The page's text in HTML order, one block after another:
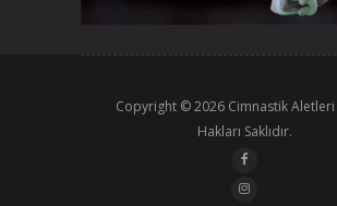
Copyright © 2026 Cimnastik Aletleri
Hakları Saklıdır.